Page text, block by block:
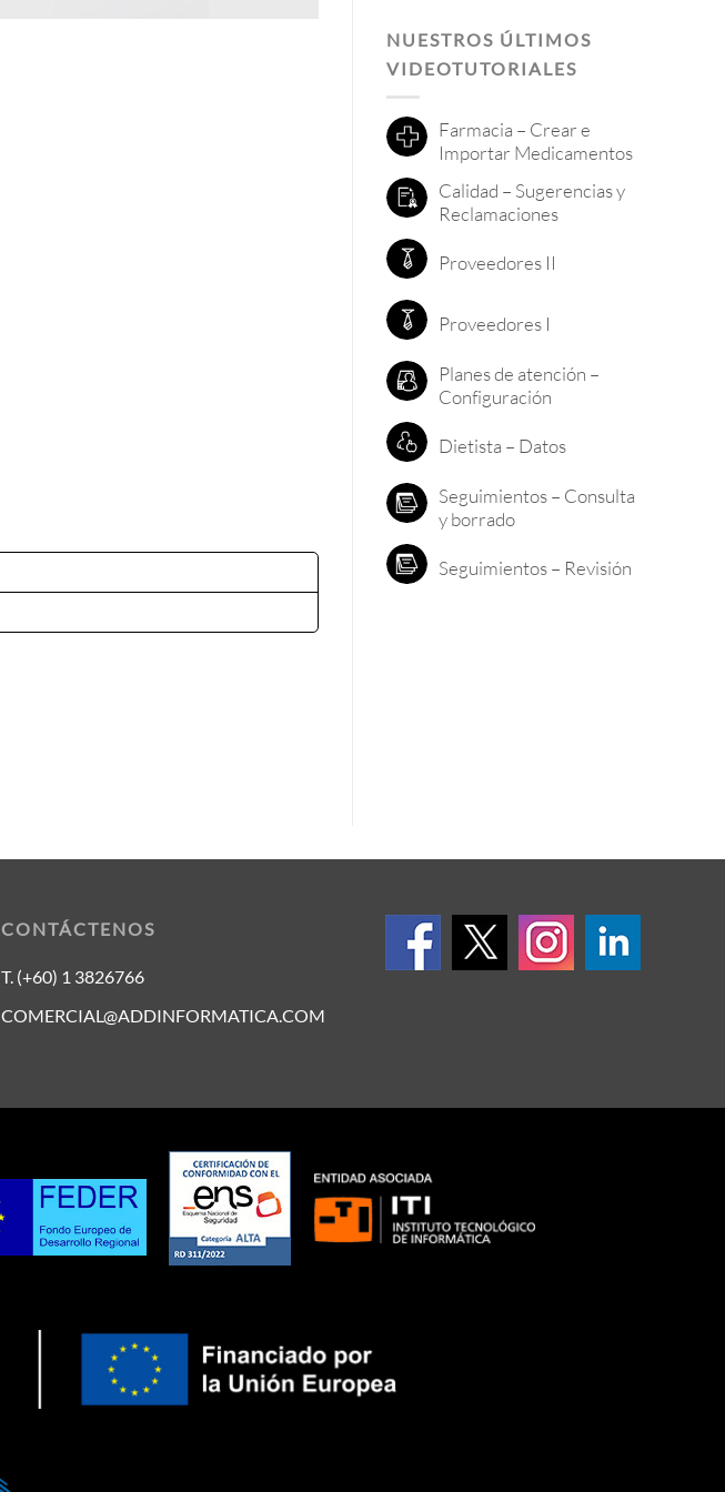
NUESTROS ÚLTIMOS
VIDEOTUTORIALES
Farmacia – Crear e
Importar Medicamentos
Calidad – Sugerencias y
Reclamaciones
Proveedores II
Proveedores I
Planes de atención –
Configuración
Dietista – Datos
Seguimientos – Consulta
y borrado
Seguimientos – Revisión
CONTÁCTENOS
T. (+60) 1 3826766
COMERCIAL@ADDINFORMATICA.COM